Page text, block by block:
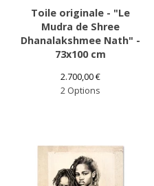
Toile originale - "Le
Mudra de Shree
Dhanalakshmee Nath" -
73x100 cm
2.700,00€
2 Options